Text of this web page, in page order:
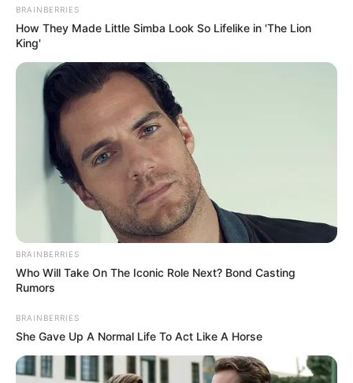
BRAINBERRIES
How They Made Little Simba Look So Lifelike in 'The Lion
King'
BRAINBERRIES
Who Will Take On The Iconic Role Next? Bond Casting
Rumors
BRAINBERRIES
She Gave Up A Normal Life To Act Like A Horse